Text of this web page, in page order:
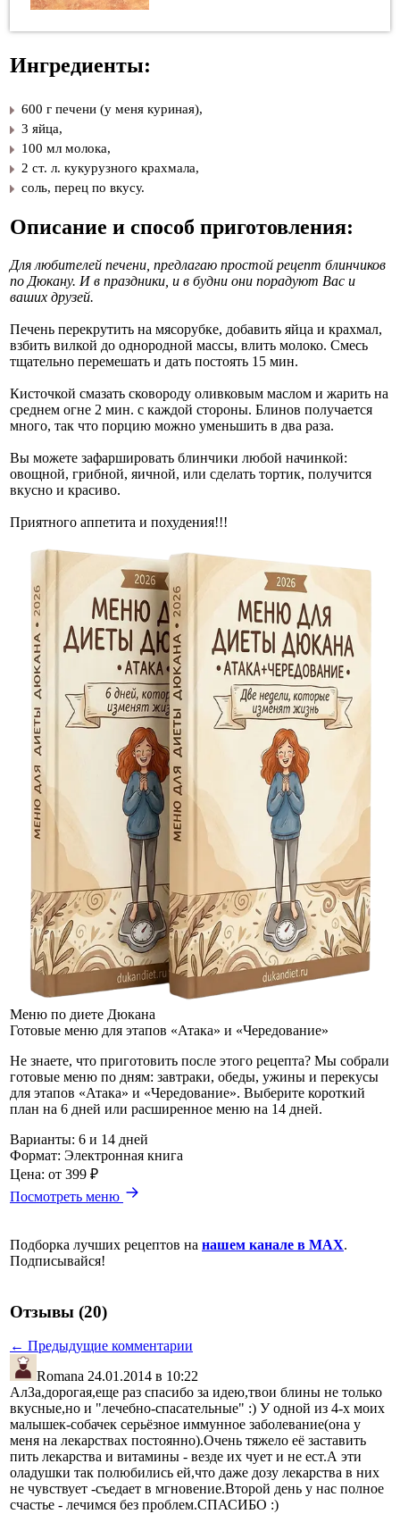
Ингредиенты:
600 г печени (у меня куриная),
3 яйца,
100 мл молока,
2 ст. л. кукурузного крахмала,
соль, перец по вкусу.
Описание и способ приготовления:
Для любителей печени, предлагаю простой рецепт блинчиков
по Дюкану. И в праздники, и в будни они порадуют Вас и
ваших друзей.
Печень перекрутить на мясорубке, добавить яйца и крахмал,
взбить вилкой до однородной массы, влить молоко. Смесь
тщательно перемешать и дать постоять 15 мин.
Кисточкой смазать сковороду оливковым маслом и жарить на
среднем огне 2 мин. с каждой стороны. Блинов получается
много, так что порцию можно уменьшить в два раза.
Вы можете зафаршировать блинчики любой начинкой:
овощной, грибной, яичной, или сделать тортик, получится
вкусно и красиво.
Приятного аппетита и похудения!!!
Меню по диете Дюкана
Готовые меню для этапов «Атака» и «Чередование»
Не знаете, что приготовить после этого рецепта? Мы собрали
готовые меню по дням: завтраки, обеды, ужины и перекусы
для этапов «Атака» и «Чередование». Выберите короткий
план на 6 дней или расширенное меню на 14 дней.
Варианты: 6 и 14 дней
Формат: Электронная книга
Цена: от 399 ₽
Посмотреть меню
Подборка лучших рецептов на нашем канале в MAX.
Подписывайся!
Отзывы (20)
← Предыдущие комментарии
Romana 24.01.2014 в 10:22
АлЗа,дорогая,еще раз спасибо за идею,твои блины не только
вкусные,но и "лечебно-спасательные" :) У одной из 4-х моих
малышек-собачек серьёзное иммунное заболевание(она у
меня на лекарствах постоянно).Очень тяжело её заставить
пить лекарства и витамины - везде их чует и не ест.А эти
оладушки так полюбились ей,что даже дозу лекарства в них
не чувствует -съедает в мгновение.Второй день у нас полное
счастье - лечимся без проблем.СПАСИБО :)